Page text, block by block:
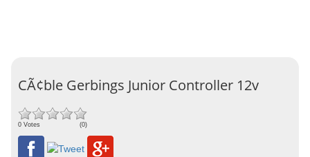
CÃ¢ble Gerbings Junior Controller 12v
0 Votes (0)